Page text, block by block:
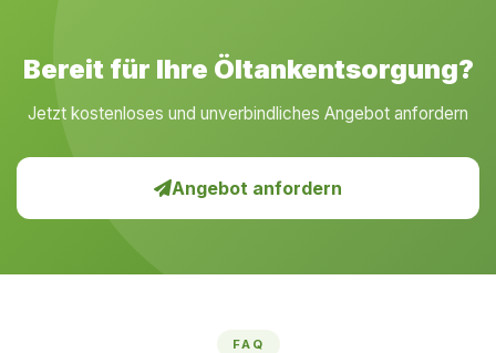
Bereit für Ihre Öltankentsorgung?
Jetzt kostenloses und unverbindliches Angebot anfordern
Angebot anfordern
FAQ